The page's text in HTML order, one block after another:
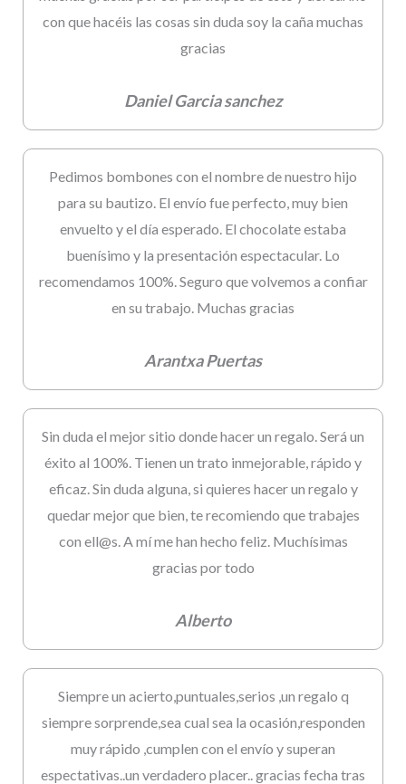
con que hacéis las cosas sin duda soy la caña muchas
gracias
Daniel Garcia sanchez
Pedimos bombones con el nombre de nuestro hijo
para su bautizo. El envío fue perfecto, muy bien
envuelto y el día esperado. El chocolate estaba
buenísimo y la presentación espectacular. Lo
recomendamos 100%. Seguro que volvemos a confiar
en su trabajo. Muchas gracias
Arantxa Puertas
Sin duda el mejor sitio donde hacer un regalo. Será un
éxito al 100%. Tienen un trato inmejorable, rápido y
eficaz. Sin duda alguna, si quieres hacer un regalo y
quedar mejor que bien, te recomiendo que trabajes
con ell@s. A mí me han hecho feliz. Muchísimas
gracias por todo
Alberto
Siempre un acierto,puntuales,serios ,un regalo q
siempre sorprende,sea cual sea la ocasión,responden
muy rápido ,cumplen con el envío y superan
espectativas..un verdadero placer.. gracias fecha tras